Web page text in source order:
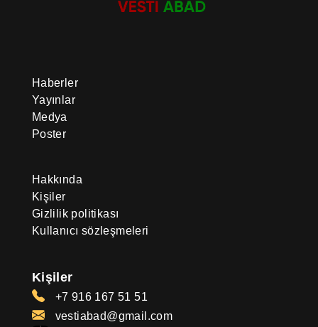
Haberler
Yayınlar
Medya
Poster
Hakkında
Kişiler
Gizlilik politikası
Kullanıcı sözleşmeleri
Kişiler
+7 916 167 51 51
vestiabad@gmail.com